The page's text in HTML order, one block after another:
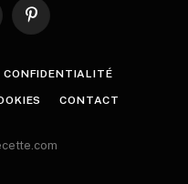
Pinterest
CONFIDENTIALITÉ
CONTACT